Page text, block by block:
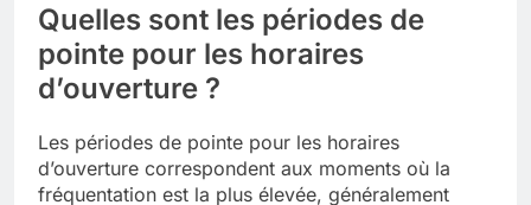
Quelles sont les périodes de
pointe pour les horaires
d’ouverture ?
Les périodes de pointe pour les horaires
d’ouverture correspondent aux moments où la
fréquentation est la plus élevée, généralement